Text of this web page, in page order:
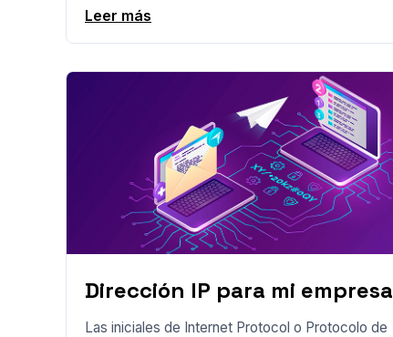
Leer más
Dirección IP para mi empresa
Las iniciales de Internet Protocol o Protocolo de